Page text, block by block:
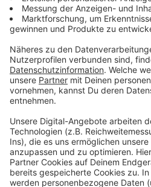
in die Nacht hinein und
Revue passieren lassen.
und eine Lichtkreation rund
verwandeln den Waldsee in
Location. Auch die
Weitere Infoshier
Anzeige